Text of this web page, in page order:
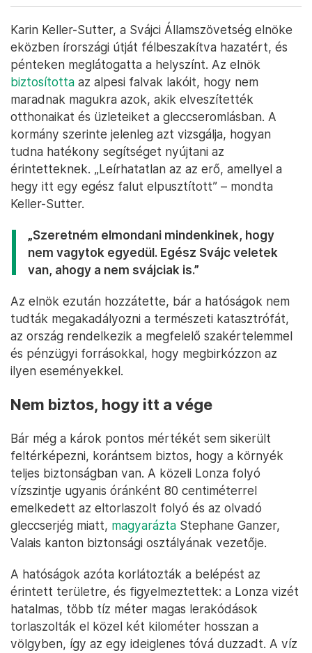
Karin Keller-Sutter, a Svájci Államszövetség elnöke
eközben írországi útját félbeszakítva hazatért, és
pénteken meglátogatta a helyszínt. Az elnök
biztosította az alpesi falvak lakóit, hogy nem
maradnak magukra azok, akik elveszítették
otthonaikat és üzleteiket a gleccseromlásban. A
kormány szerinte jelenleg azt vizsgálja, hogyan
tudna hatékony segítséget nyújtani az
érintetteknek. „Leírhatatlan az az erő, amellyel a
hegy itt egy egész falut elpusztított” – mondta
Keller-Sutter.
„Szeretném elmondani mindenkinek, hogy
nem vagytok egyedül. Egész Svájc veletek
van, ahogy a nem svájciak is.”
Az elnök ezután hozzátette, bár a hatóságok nem
tudták megakadályozni a természeti katasztrófát,
az ország rendelkezik a megfelelő szakértelemmel
és pénzügyi forrásokkal, hogy megbirkózzon az
ilyen eseményekkel.
Nem biztos, hogy itt a vége
Bár még a károk pontos mértékét sem sikerült
feltérképezni, korántsem biztos, hogy a környék
teljes biztonságban van. A közeli Lonza folyó
vízszintje ugyanis óránként 80 centiméterrel
emelkedett az eltorlaszolt folyó és az olvadó
gleccserjég miatt, magyarázta Stephane Ganzer,
Valais kanton biztonsági osztályának vezetője.
A hatóságok azóta korlátozták a belépést az
érintett területre, és figyelmeztettek: a Lonza vizét
hatalmas, több tíz méter magas lerakódások
torlaszolták el közel két kilométer hosszan a
völgyben, így az egy ideiglenes tóvá duzzadt. A víz